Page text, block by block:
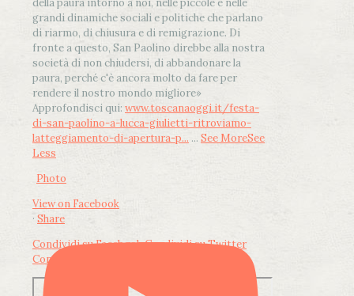
della paura intorno a noi, nelle piccole e nelle
grandi dinamiche sociali e politiche che parlano
di riarmo, di chiusura e di remigrazione. Di
fronte a questo, San Paolino direbbe alla nostra
società di non chiudersi, di abbandonare la
paura, perché c'è ancora molto da fare per
rendere il nostro mondo migliore»
Approfondisci qui: www.toscanaoggi.it/festa-
di-san-paolino-a-lucca-giulietti-ritroviamo-
latteggiamento-di-apertura-p... ... See MoreSee
Less
Photo
View on Facebook
· Share
Condividi su FacebookCondividi su Twitter
Condividi su LinkedIn